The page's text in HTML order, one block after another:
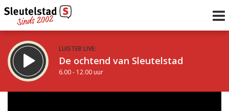
LUISTER LIVE:
De ochtend van Sleutelstad
6.00 - 12.00 uur